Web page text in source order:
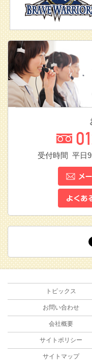
受付時間 平日
トピックス
お問い合わせ
会社概要
サイトポリシー
サイトマップ